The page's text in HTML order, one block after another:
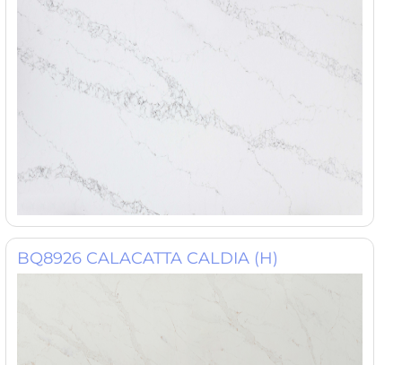
BQ8926 CALACATTA CALDIA (H)